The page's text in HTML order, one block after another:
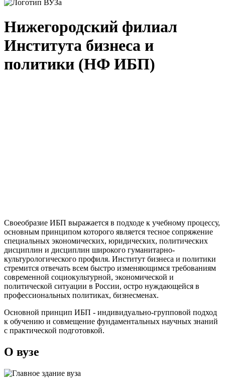
Нижегородский филиал
Института бизнеса и
политики (НФ ИБП)
Своеобразие ИБП выражается в подходе к учебному процессу,
основным принципом которого является тесное сопряжение
специальных экономических, юридических, политических
дисциплин и дисциплин широкого гуманитарно-
культурологического профиля. Институт бизнеса и политики
стремится отвечать всем быстро изменяющимся требованиям
современной социокультурной, экономической и
политической ситуации в России, остро нуждающейся в
профессиональных политиках, бизнесменах.
Основной принцип ИБП - индивидуально-групповой подход
к обучению и совмещение фундаментальных научных знаний
с практической подготовкой.
О вузе